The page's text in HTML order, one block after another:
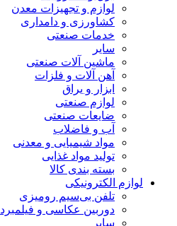
لوازم و تجهیزات معدن
کشاورزی و دامداری
خدمات صنعتی
سایر
ماشین آلات صنعتی
آهن آلات و فلزات
ابزار و یراق
لوازم صنعتی
ضایعات صنعتی
آب و فاضلاب
مواد شیمیایی و معدنی
تولید مواد غذایی
بسته بندی کالا
لوازم الکترونیکی
تلفن بی‌سیم رومیزی
دوربین عکاسی و
سایر